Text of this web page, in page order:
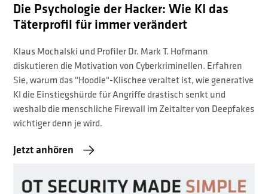
Die Psychologie der Hacker: Wie KI das
Täterprofil für immer verändert
Klaus Mochalski und Profiler Dr. Mark T. Hofmann
diskutieren die Motivation von Cyberkriminellen. Erfahren
Sie, warum das "Hoodie"-Klischee veraltet ist, wie generative
KI die Einstiegshürde für Angriffe drastisch senkt und
weshalb die menschliche Firewall im Zeitalter von Deepfakes
wichtiger denn je wird.
Jetzt anhören